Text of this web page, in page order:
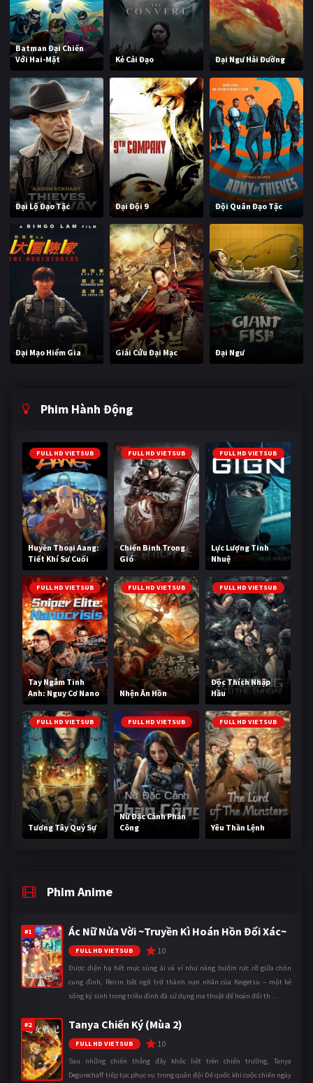
Batman Đại Chiến
Với Hai-Mặt
Kẻ Cải Đạo Đại Ngư Hải Đường
Đại Lộ Đạo Tặc Đại Đội 9 Đội Quân Đạo Tặc
Đại Mạo Hiểm Gia Giải Cứu Đại Mạc Đại Ngư
Phim Hành Động
FULL HD VIETSUB
Huyền Thoại Aang:
Tiết Khí Sư Cuối
Cùng
FULL HD VIETSUB
Chiến Binh Trong
Gió
FULL HD VIETSUB
Lực Lượng Tinh
Nhuệ
FULL HD VIETSUB
Tay Ngắm Tinh
Anh: Nguy Cơ Nano
FULL HD VIETSUB
Nhện Ăn Hồn
FULL HD VIETSUB
Độc Thích Nhập
Hầu
FULL HD VIETSUB
Tương Tây Quỷ Sự
FULL HD VIETSUB
Nữ Đặc Cảnh Phản
Công
FULL HD VIETSUB
Yêu Thần Lệnh
Phim Anime
#1 Ác Nữ Nửa Vời ~Truyền Kì Hoán Hồn Đổi Xác~
FULL HD VIETSUB 10
Được điện hạ hết mực sủng ái và ví như nàng bướm rực rỡ giữa chốn
cung đình, Reirin bất ngờ trở thành nạn nhân của Keigetsu – một kẻ
sống ký sinh trong triều đình đã sử dụng ma thuật để hoán đổi th ...
#2 Tanya Chiến Ký (Mùa 2)
FULL HD VIETSUB 10
Sau những chiến thắng đầy khốc liệt trên chiến trường, Tanya
Degurechaff tiếp tục phục vụ trong quân đội Đế quốc khi cuộc chiến ngày